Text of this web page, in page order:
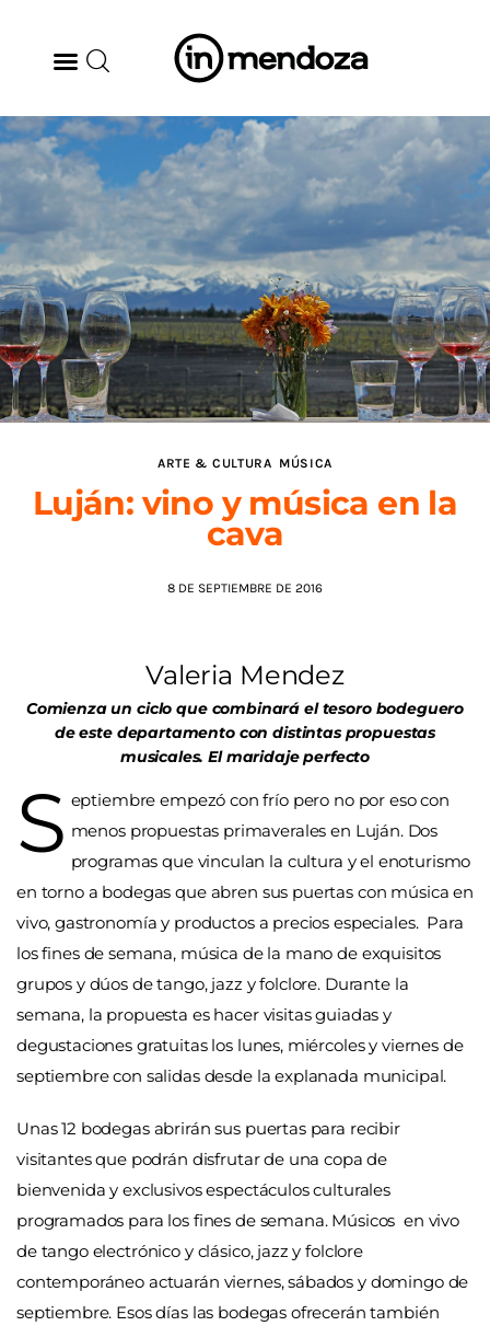
BODEGAS
GASTRONOMÍA
ARTE & CULTURA
MÚSICA
DÓNDE IR
TENDENCIAS
ARTE & CULTURA MÚSICA
Luján: vino y música en la
cava
8 DE SEPTIEMBRE DE 2016
Valeria Mendez
Comienza un ciclo que combinará el tesoro bodeguero
de este departamento con distintas propuestas
musicales. El maridaje perfecto
S eptiembre empezó con frío pero no por eso con
menos propuestas primaverales en Luján. Dos
programas que vinculan la cultura y el enoturismo
en torno a bodegas que abren sus puertas con música en
vivo, gastronomía y productos a precios especiales. Para
los fines de semana, música de la mano de exquisitos
grupos y dúos de tango, jazz y folclore. Durante la
semana, la propuesta es hacer visitas guiadas y
degustaciones gratuitas los lunes, miércoles y viernes de
septiembre con salidas desde la explanada municipal.
Unas 12 bodegas abrirán sus puertas para recibir
visitantes que podrán disfrutar de una copa de
bienvenida y exclusivos espectáculos culturales
programados para los fines de semana. Músicos en vivo
de tango electrónico y clásico, jazz y folclore
contemporáneo actuarán viernes, sábados y domingo de
septiembre. Esos días las bodegas ofrecerán también